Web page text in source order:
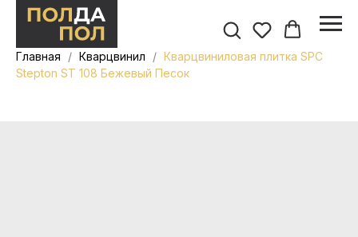
Главная Кварцвинил
Кварцвиниловая плитка SPC
Stepton ST 108 Бежевый Песок